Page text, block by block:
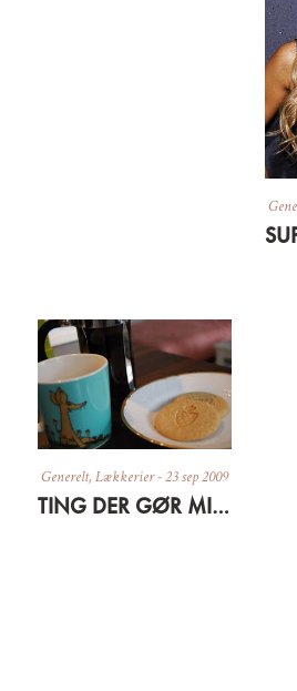
Generelt, Lækkerier-23 sep 2009
TING DER GØR MIG GLAD LIGE NU